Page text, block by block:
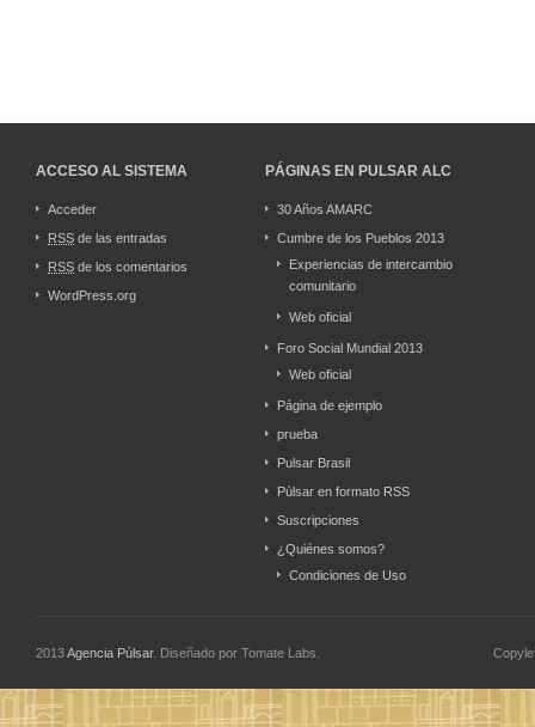
ACCESO AL SISTEMA
Acceder
RSS de las entradas
RSS de los comentarios
WordPress.org
PÁGINAS EN PULSAR ALC
30 Años AMARC
Cumbre de los Pueblos 2013
Experiencias de intercambio
comunitario
Web oficial
Foro Social Mundial 2013
Web oficial
Página de ejemplo
prueba
Pulsar Brasil
Púlsar en formato RSS
Suscripciones
¿Quiénes somos?
Condiciones de Uso
2013Agencia Púlsar. Diseñado por Tomate Labs.